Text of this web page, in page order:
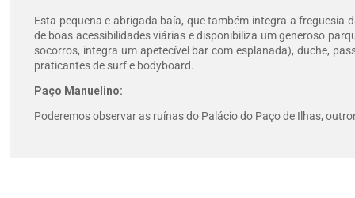
Esta pequena e abrigada baía, que também integra a freguesia
de boas acessibilidades viárias e disponibiliza um generoso
socorros, integra um apetecível bar com esplanada), duche,
praticantes de surf e bodyboard.
Paço Manuelino:
Poderemos observar as ruínas do Palácio do Paço de Ilhas,